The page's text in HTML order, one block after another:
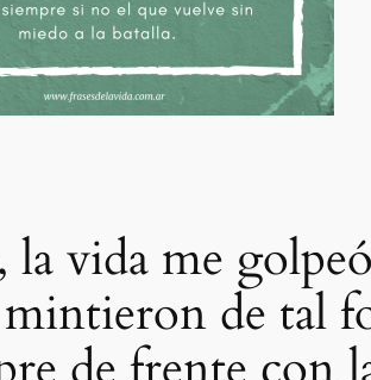
vida me
de tal